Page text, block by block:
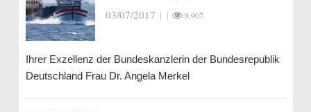
03/07/2017 | | 9.907
Ihrer Exzellenz der Bundeskanzlerin der Bundesrepublik
Deutschland Frau Dr. Angela Merkel